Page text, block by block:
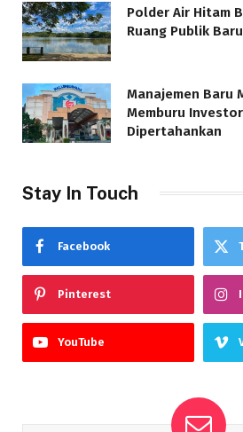
Polder Air Hitam
Ruang Publik
Manajemen Baru
Memburu
Dipertahankan
Stay In Touch
Facebook
Pinterest
YouTube